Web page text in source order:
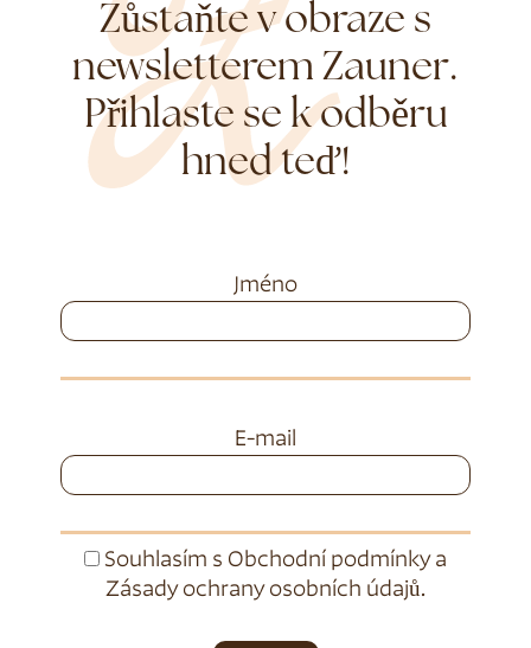
Zůstaňte v obraze s
newsletterem Zauner.
Přihlaste se k odběru
hned teď!
Jméno
E-mail
Souhlasím s Obchodní podmínkya
Zásady ochrany osobních údajů.